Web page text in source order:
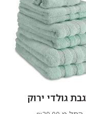
גולדי ירוק